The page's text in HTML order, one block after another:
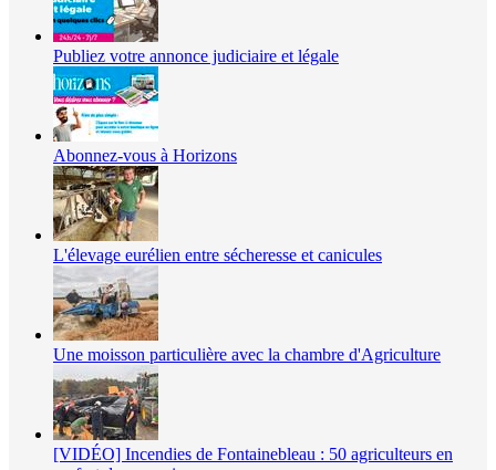
Publiez votre annonce judiciaire et légale
Abonnez-vous à Horizons
L'élevage eurélien entre sécheresse et canicules
Une moisson particulière avec la chambre d'Agriculture
[VIDÉO] Incendies de Fontainebleau : 50 agriculteurs en